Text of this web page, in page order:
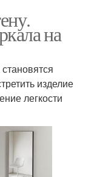
на
изделие
легкости